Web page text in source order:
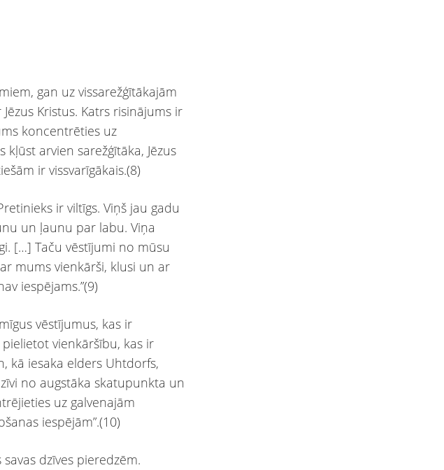
gan uz vissarežģītākajām
Kristus. Katrs risinājums ir
koncentrēties uz
kļūst arvien sarežģītāka, Jēzus
ir vissvarīgākais.(8)
ir viltīgs. Viņš jau gadu
un ļaunu par labu. Viņa
[…] Taču vēstījumi no mūsu
mums vienkārši, klusi un ar
iespējams.”(9)
vēstījumus, kas ir
vienkāršību, kas ir
kā iesaka elders Uhtdorfs,
no augstāka skatupunkta un
uz galvenajām
iespējām”.(10)
dzīves pieredzēm.